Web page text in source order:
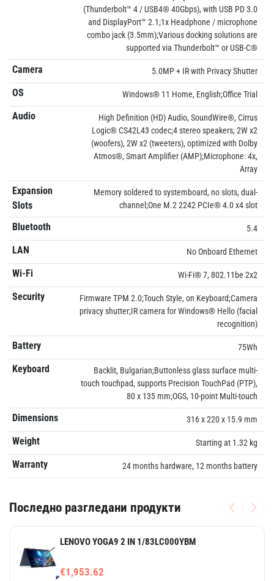
(Thunderbolt™ 4 / USB4® 40Gbps), with USB PD 3.0
and DisplayPort™ 2.1;1x Headphone / microphone
combo jack (3.5mm);Various docking solutions are
supported via Thunderbolt™ or USB-C®
Camera 5.0MP + IR with Privacy Shutter
OS Windows® 11 Home, English;Office Trial
Audio
High Definition (HD) Audio, SoundWire®, Cirrus
Logic® CS42L43 codec;4 stereo speakers, 2W x2
(woofers), 2W x2 (tweeters), optimized with Dolby
Atmos®, Smart Amplifier (AMP);Microphone: 4x,
Array
Expansion
Slots
Memory soldered to systemboard, no slots, dual-
channel;One M.2 2242 PCIe® 4.0 x4 slot
Bluetooth 5.4
LAN No Onboard Ethernet
Wi-Fi Wi-Fi® 7, 802.11be 2x2
Security
Firmware TPM 2.0;Touch Style, on Keyboard;Camera
privacy shutter;IR camera for Windows® Hello (facial
recognition)
Battery 75Wh
Keyboard
Backlit, Bulgarian;Buttonless glass surface multi-
touch touchpad, supports Precision TouchPad (PTP),
80 x 135 mm;OGS, 10-point Multi-touch
Dimensions 316 x 220 x 15.9 mm
Weight Starting at 1.32 kg
Warranty 24 months hardware, 12 months battery
Последно разгледани продукти
LENOVO YOGA9 2 IN 1/83LC000YBM
€1,953.62